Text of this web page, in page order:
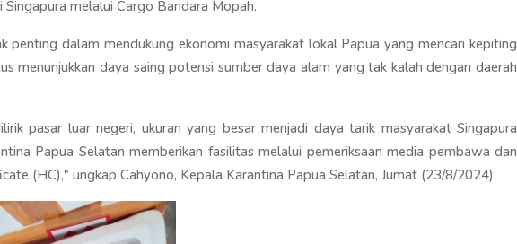
melalui Cargo Bandara Mopah.
penting dalam mendukung ekonomi masyarakat lokal Papua yang mencari kepiting
menunjukkan daya saing potensi sumber daya alam yang tak kalah dengan daerah
pasar luar negeri, ukuran yang besar menjadi daya tarik masyarakat Singapura
Papua Selatan memberikan fasilitas melalui pemeriksaan media pembawa dan
(HC)," ungkap Cahyono, Kepala Karantina Papua Selatan, Jumat (23/8/2024).